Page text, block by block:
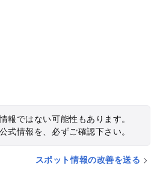
報ではない可能性もあります。
式情報を、必ずご確認下さい。
スポット情報の改善を送る